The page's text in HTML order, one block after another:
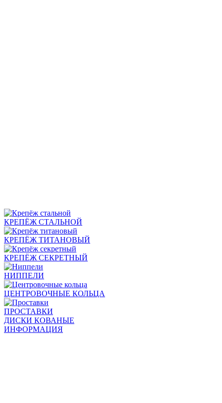
КРЕПЁЖ СТАЛЬНОЙ
КРЕПЁЖ ТИТАНОВЫЙ
КРЕПЁЖ СЕКРЕТНЫЙ
НИППЕЛИ
ЦЕНТРОВОЧНЫЕ КОЛЬЦА
ПРОСТАВКИ
ДИСКИ КОВАНЫЕ
ИНФОРМАЦИЯ